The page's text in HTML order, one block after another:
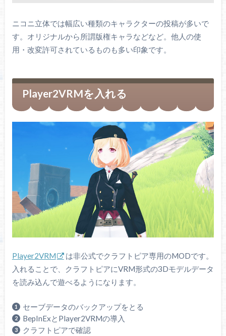
ニコニ立体では幅広い種類のキャラクターの投稿が多いで
す。オリジナルから所謂版権キャラなどなど。他人の使
用・改変許可されているものも多い印象です。
Player2VRMを入れる
Player2VRM
は非公式でクラフトピア専用のMODです。
入れることで、クラフトピアにVRM形式の3Dモデルデータ
を読み込んで遊べるようになります。
セーブデータのバックアップをとる
BepInExとPlayer2VRMの導入
クラフトピアで確認